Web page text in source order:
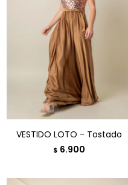
VESTIDO LOTO - Tostado
$ 6.900